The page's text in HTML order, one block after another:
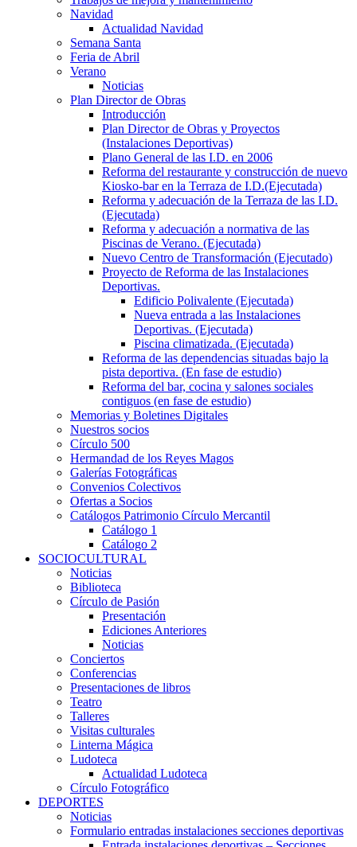
Navidad
Actualidad Navidad
Semana Santa
Feria de Abril
Verano
Noticias
Plan Director de Obras
Introducción
Plan Director de Obras y Proyectos
(Instalaciones Deportivas)
Plano General de las I.D. en 2006
Reforma del restaurante y construcción de nuevo
Kiosko-bar en la Terraza de I.D.(Ejecutada)
Reforma y adecuación de la Terraza de las I.D.
(Ejecutada)
Reforma y adecuación a normativa de las
Piscinas de Verano. (Ejecutada)
Nuevo Centro de Transformación (Ejecutado)
Proyecto de Reforma de las Instalaciones
Deportivas.
Edificio Polivalente (Ejecutada)
Nueva entrada a las Instalaciones
Deportivas. (Ejecutada)
Piscina climatizada. (Ejecutada)
Reforma de las dependencias situadas bajo la
pista deportiva. (En fase de estudio)
Reforma del bar, cocina y salones sociales
contiguos (en fase de estudio)
Memorias y Boletines Digitales
Nuestros socios
Círculo 500
Hermandad de los Reyes Magos
Galerías Fotográficas
Convenios Colectivos
Ofertas a Socios
Catálogos Patrimonio Círculo Mercantil
Catálogo 1
Catálogo 2
SOCIOCULTURAL
Noticias
Biblioteca
Círculo de Pasión
Presentación
Ediciones Anteriores
Noticias
Conciertos
Conferencias
Presentaciones de libros
Teatro
Talleres
Visitas culturales
Linterna Mágica
Ludoteca
Actualidad Ludoteca
Círculo Fotográfico
DEPORTES
Noticias
Formulario entradas instalaciones secciones deportivas